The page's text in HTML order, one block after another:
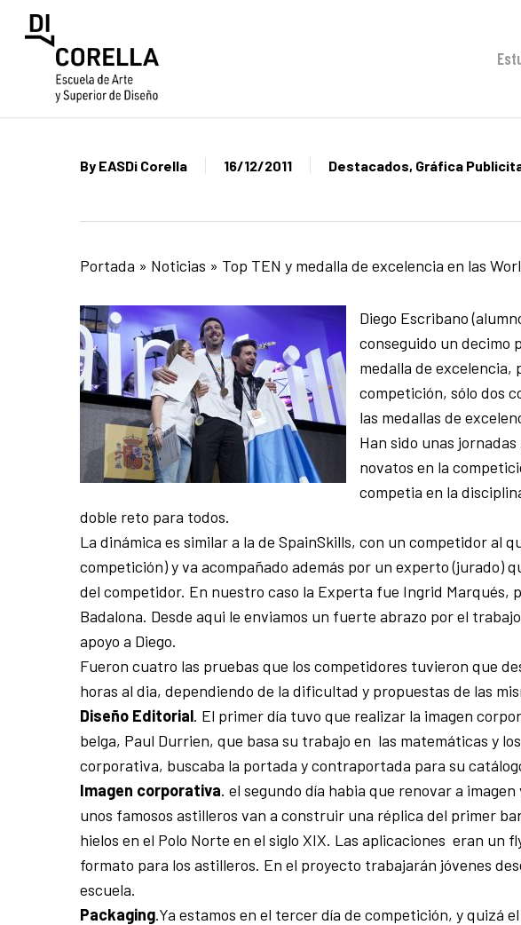
By EASDi Corella 16/12/2011 Destacados, Gráfica
Portada » Noticias » Top TEN y medalla de excelencia en las
Diego Escribano
conseguido un decimo
medalla de excelencia,
competición, sólo dos
las medallas de
Han sido unas
novatos en la
competia en la
doble reto para todos.
La dinámica es similar a la de SpainSkills, con un competidor al
competición) y va acompañado además por un experto (jurado)
del competidor. En nuestro caso la Experta fue Ingrid Marqués,
Badalona. Desde aqui le enviamos un fuerte abrazo por el
apoyo a Diego.
Fueron cuatro las pruebas que los competidores tuvieron que
horas al dia, dependiendo de la dificultad y propuestas de las
Diseño Editorial. El primer día tuvo que realizar la imagen
belga, Paul Durrien, que basa su trabajo en las matemáticas y
corporativa, buscaba la portada y contraportada para su
Imagen corporativa. el segundo día habia que renovar a
unos famosos astilleros van a construir una réplica del primer
hielos en el Polo Norte en el siglo XIX. Las aplicaciones eran un
formato para los astilleros. En el proyecto trabajarán jóvenes
escuela.
Packaging.Ya estamos en el tercer día de competición, y quizá